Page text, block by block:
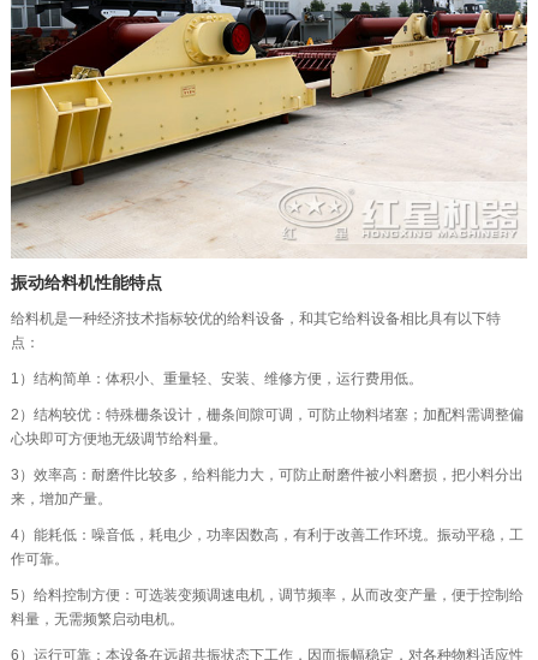
振动给料机性能特点
给料机是一种经济技术指标较优的给料设备，和其它给料设备相比具有以下特
点：
1）结构简单：体积小、重量轻、安装、维修方便，运行费用低。
2）结构较优：特殊栅条设计，栅条间隙可调，可防止物料堵塞；加配料需调整偏
心块即可方便地无级调节给料量。
3）效率高：耐磨件比较多，给料能力大，可防止耐磨件被小料磨损，把小料分出
来，增加产量。
4）能耗低：噪音低，耗电少，功率因数高，有利于改善工作环境。振动平稳，工
作可靠。
5）给料控制方便：可选装变频调速电机，调节频率，从而改变产量，便于控制给
料量，无需频繁启动电机。
6）运行可靠：本设备在远超共振状态下工作，因而振幅稳定，对各种物料适应性